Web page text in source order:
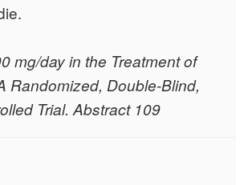
mg/day in the Treatment of
Randomized, Double-Blind,
Trial. Abstract 109